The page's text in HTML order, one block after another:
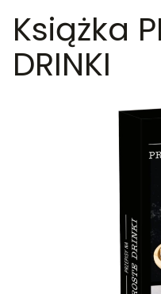
Książka
DRINKI